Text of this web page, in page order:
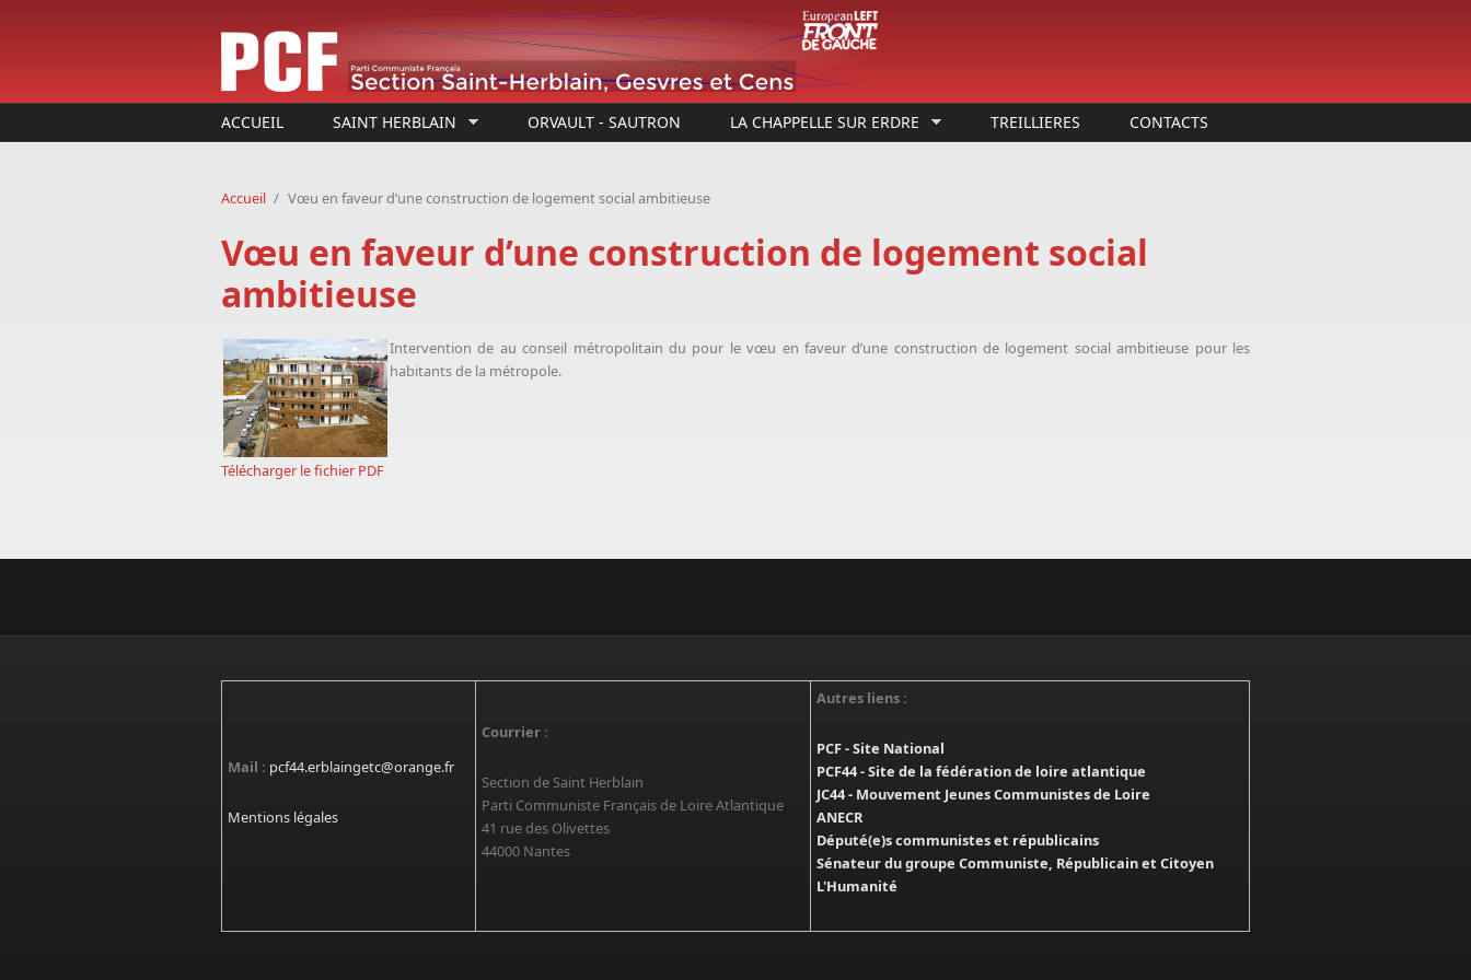
ACCUEIL SAINT HERBLAIN ORVAULT - SAUTRON LA CHAPPELLE SUR ERDRE TREILLIERES CONTACTS
Accueil / Vœu en faveur d’une construction de logement social ambitieuse
Vœu en faveur d’une construction de logement social
ambitieuse
Intervention de au conseil métropolitain du pour le vœu en faveur d’une construction de logement social ambitieuse pour les
habitants de la métropole.
Télécharger le fichier PDF
Mail : pcf44.erblaingetc@orange.fr
Mentions légales
Courrier :
Section de Saint Herblain
Parti Communiste Français de Loire Atlantique
41 rue des Olivettes
44000 Nantes
Autres liens :
PCF - Site National
PCF44 - Site de la fédération de loire atlantique
JC44 - Mouvement Jeunes Communistes de Loire
ANECR
Député(e)s communistes et républicains
Sénateur du groupe Communiste, Républicain et Citoyen
L'Humanité